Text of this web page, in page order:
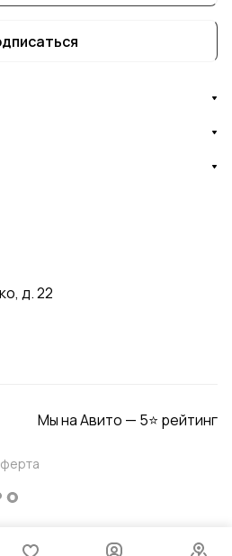
д. 22
Мы на Авито — 5⭐ рейтинг